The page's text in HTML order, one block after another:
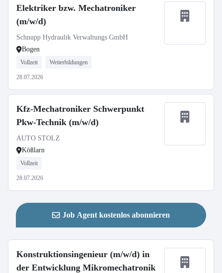
Elektriker bzw. Mechatroniker
(m/w/d)
Schnupp Hydraulik Verwaltungs GmbH
Bogen
Vollzeit Weiterbildungen
28.07.2026
Kfz-Mechatroniker Schwerpunkt
Pkw-Technik (m/w/d)
AUTO STOLZ
Kößlarn
Vollzeit
28.07.2026
Job Agent kostenlos abonnieren
Konstruktionsingenieur (m/w/d) in
der Entwicklung Mikromechatronik